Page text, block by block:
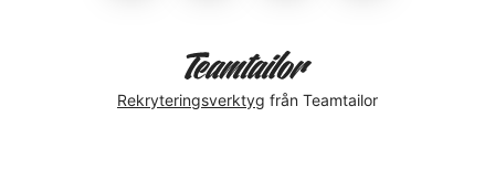
Rekryteringsverktyg från Teamtailor